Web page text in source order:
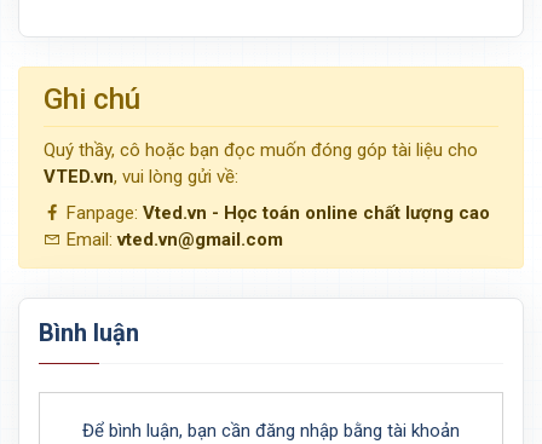
Ghi chú
Quý thầy, cô hoặc bạn đọc muốn đóng góp tài liệu cho
VTED.vn, vui lòng gửi về:
Fanpage: Vted.vn - Học toán online chất lượng cao
Email:vted.vn@gmail.com
Bình luận
Để bình luận, bạn cần đăng nhập bằng tài khoản